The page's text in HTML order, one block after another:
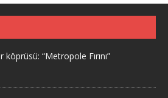
köprüsü: “Metropole Fırını”